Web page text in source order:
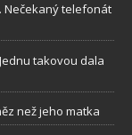
Nečekaný telefonát
takovou dala
než jeho matka